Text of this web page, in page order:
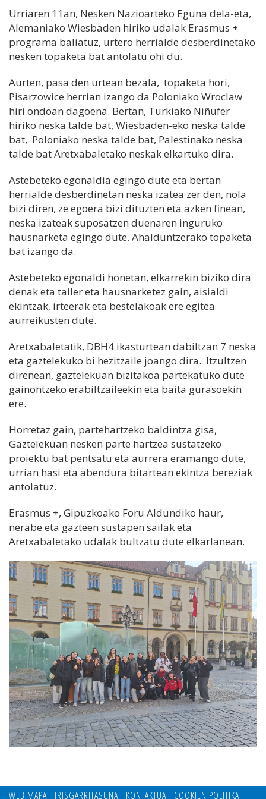
Urriaren 11an, Nesken Nazioarteko Eguna dela-eta,
Alemaniako Wiesbaden hiriko udalak Erasmus +
programa baliatuz, urtero herrialde desberdinetako
nesken topaketa bat antolatu ohi du.
Aurten, pasa den urtean bezala, topaketa hori,
Pisarzowice herrian izango da Poloniako Wroclaw
hiri ondoan dagoena. Bertan, Turkiako Niñufer
hiriko neska talde bat, Wiesbaden-eko neska talde
bat, Poloniako neska talde bat, Palestinako neska
talde bat Aretxabaletako neskak elkartuko dira.
Astebeteko egonaldia egingo dute eta bertan
herrialde desberdinetan neska izatea zer den, nola
bizi diren, ze egoera bizi dituzten eta azken finean,
neska izateak suposatzen duenaren inguruko
hausnarketa egingo dute. Ahalduntzerako topaketa
bat izango da.
Astebeteko egonaldi honetan, elkarrekin biziko dira
denak eta tailer eta hausnarketez gain, aisialdi
ekintzak, irteerak eta bestelakoak ere egitea
aurreikusten dute.
Aretxabaletatik, DBH4 ikasturtean dabiltzan 7 neska
eta gaztelekuko bi hezitzaile joango dira. Itzultzen
direnean, gaztelekuan bizitakoa partekatuko dute
gainontzeko erabiltzaileekin eta baita gurasoekin
ere.
Horretaz gain, partehartzeko baldintza gisa,
Gaztelekuan nesken parte hartzea sustatzeko
proiektu bat pentsatu eta aurrera eramango dute,
urrian hasi eta abendura bitartean ekintza bereziak
antolatuz.
Erasmus +, Gipuzkoako Foru Aldundiko haur,
nerabe eta gazteen sustapen sailak eta
Aretxabaletako udalak bultzatu dute elkarlanean.
WEB MAPA IRISGARRITASUNA KONTAKTUA COOKIEN POLITIKA